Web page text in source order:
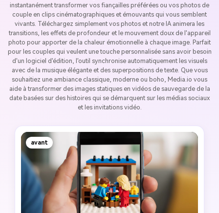
instantanément transformer vos fiançailles préférées ou vos photos de
couple en clips cinématographiques et émouvants qui vous semblent
vivants. Téléchargez simplement vos photos et notre IA animera les
transitions, les effets de profondeur et le mouvement doux de l'appareil
photo pour apporter de la chaleur émotionnelle à chaque image. Parfait
pour les couples qui veulent une touche personnalisée sans avoir besoin
d'un logiciel d'édition, l'outil synchronise automatiquement les visuels
avec de la musique élégante et des superpositions de texte. Que vous
souhaitiez une ambiance classique, moderne ou boho, Media.io vous
aide à transformer des images statiques en vidéos de sauvegarde de la
date basées sur des histoires qui se démarquent sur les médias sociaux
et les invitations vidéo.
avant